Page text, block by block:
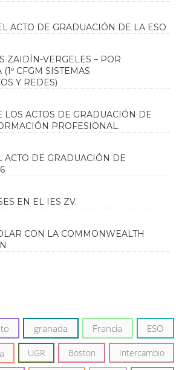
ACTO DE GRADUACIÓN DE LA ESO
ZAIDÍN-VERGELES – POR
CFGM SISTEMAS
Y REDES)
LOS ACTOS DE GRADUACIÓN DE
PROFESIONAL.
ACTO DE GRADUACIÓN DE
EN EL IES ZV.
CON LA COMMONWEALTH
granada Francia ESO
UGR Boston Intercambio